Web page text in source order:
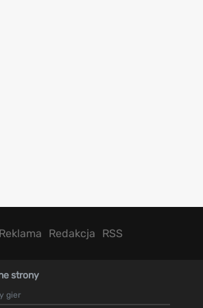
Reklama Redakcja RSS
strony
gier